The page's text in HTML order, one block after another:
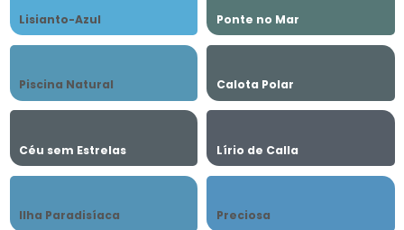
Lisianto-Azul Ponte no Mar
Piscina Natural Calota Polar
Céu sem Estrelas Lírio de Calla
Ilha Paradisíaca Preciosa